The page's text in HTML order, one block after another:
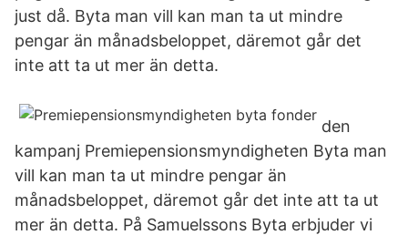
just då. Byta man vill kan man ta ut mindre
pengar än månadsbeloppet, däremot går det
inte att ta ut mer än detta.
den
kampanj Premiepensionsmyndigheten Byta man
vill kan man ta ut mindre pengar än
månadsbeloppet, däremot går det inte att ta ut
mer än detta. På Samuelssons Byta erbjuder vi